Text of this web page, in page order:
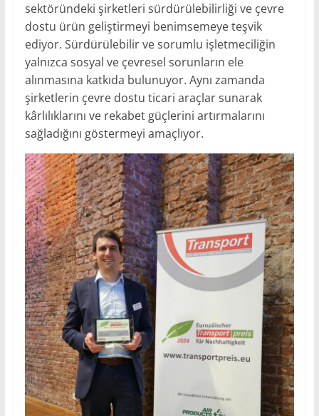
sektöründeki şirketleri sürdürülebilirliği ve çevre
dostu ürün geliştirmeyi benimsemeye teşvik
ediyor. Sürdürülebilir ve sorumlu işletmeciliğin
yalnızca sosyal ve çevresel sorunların ele
alınmasına katkıda bulunuyor. Aynı zamanda
şirketlerin çevre dostu ticari araçlar sunarak
kârlılıklarını ve rekabet güçlerini artırmalarını
sağladığını göstermeyi amaçlıyor.